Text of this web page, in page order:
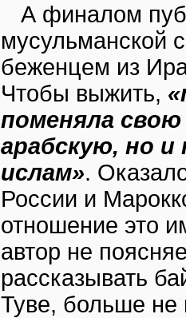
А финалом
мусульманской
беженцем из
Чтобы выжить,
поменяла
арабскую, но и
ислам».
России и
отношение это
автор не
рассказывать
Туве, больше не